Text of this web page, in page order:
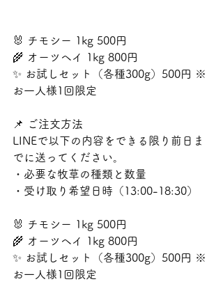
🐰 チモシー 1kg 500円
🌾 オーツヘイ 1kg 800円
✨ お試しセット（各種300g）500円 ※
お一人様1回限定
📌 ご注文方法
LINEで以下の内容をできる限り前日ま
でに送ってください。
・必要な牧草の種類と数量
・受け取り希望日時（13:00-18:30）
🐰 チモシー 1kg 500円
🌾 オーツヘイ 1kg 800円
✨ お試しセット（各種300g）500円 ※
お一人様1回限定